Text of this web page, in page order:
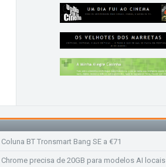
Coluna BT Tronsmart Bang SE a €71
Chrome precisa de 20GB para modelos AI locais